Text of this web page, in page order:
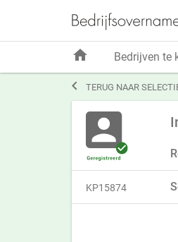
 TERUG NAAR
KP15874
home Bedrijven te